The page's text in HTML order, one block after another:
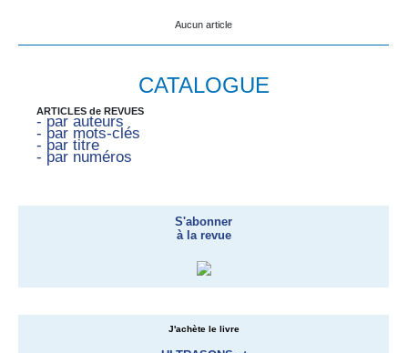
Aucun article
CATALOGUE
ARTICLES de REVUES
- par auteurs
- par mots-clés
- par titre
- par numéros
S'abonner
à la revue
J'achète le livre